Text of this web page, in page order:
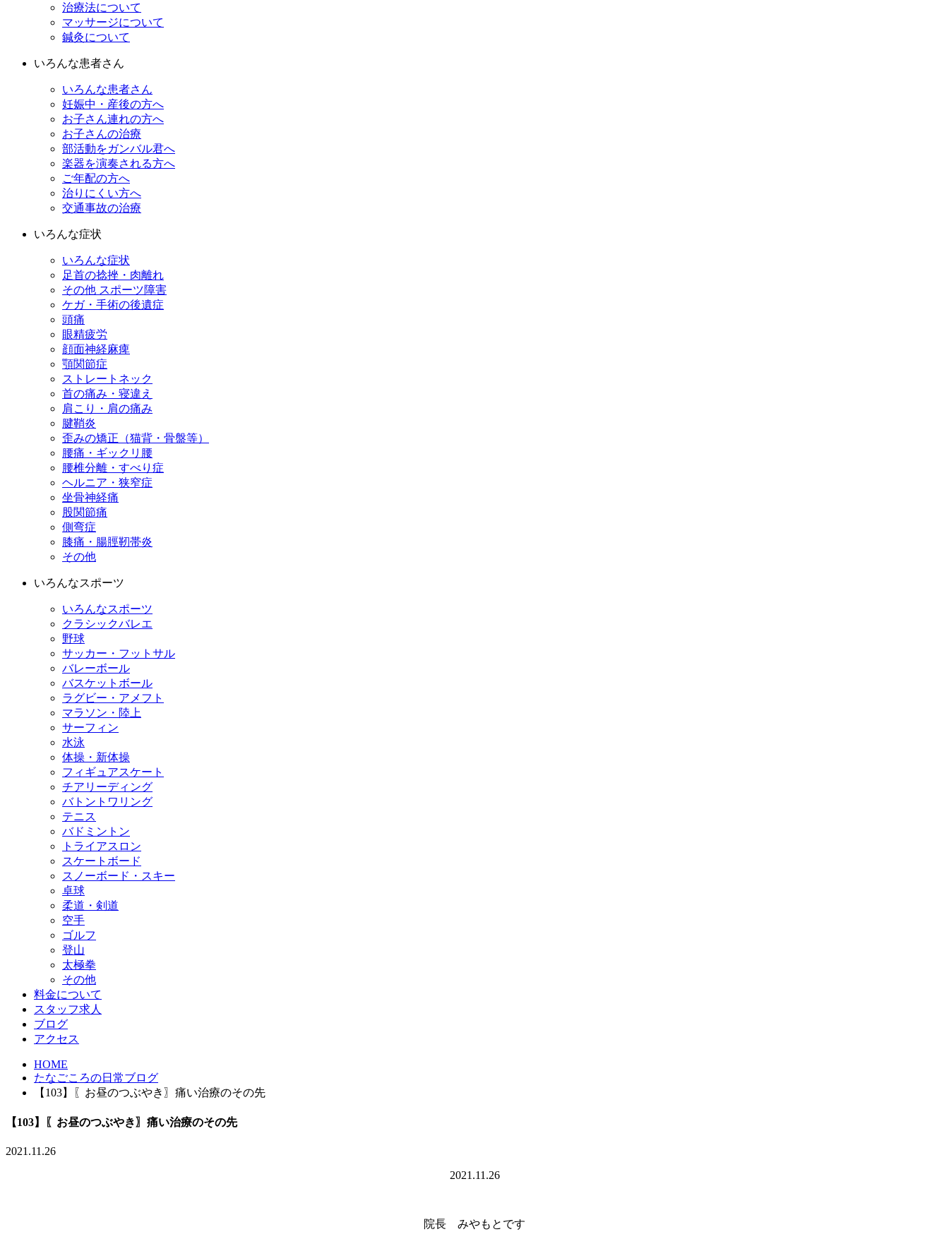
治療法について
マッサージについて
鍼灸について
いろんな患者さん
いろんな患者さん
妊娠中・産後の方へ
お子さん連れの方へ
お子さんの治療
部活動をガンバル君へ
楽器を演奏される方へ
ご年配の方へ
治りにくい方へ
交通事故の治療
いろんな症状
いろんな症状
足首の捻挫・肉離れ
その他 スポーツ障害
ケガ・手術の後遺症
頭痛
眼精疲労
顔面神経麻痺
顎関節症
ストレートネック
首の痛み・寝違え
肩こり・肩の痛み
腱鞘炎
歪みの矯正（猫背・骨盤等）
腰痛・ギックリ腰
腰椎分離・すべり症
ヘルニア・狭窄症
坐骨神経痛
股関節痛
側弯症
膝痛・腸脛靭帯炎
その他
いろんなスポーツ
いろんなスポーツ
クラシックバレエ
野球
サッカー・フットサル
バレーボール
バスケットボール
ラグビー・アメフト
マラソン・陸上
サーフィン
水泳
体操・新体操
フィギュアスケート
チアリーディング
バトントワリング
テニス
バドミントン
トライアスロン
スケートボード
スノーボード・スキー
卓球
柔道・剣道
空手
ゴルフ
登山
太極拳
その他
料金について
スタッフ求人
ブログ
アクセス
HOME
たなごころの日常ブログ
【103】〖お昼のつぶやき〗痛い治療のその先
【103】〖お昼のつぶやき〗痛い治療のその先
2021.11.26
2021.11.26
院長 みやもとです